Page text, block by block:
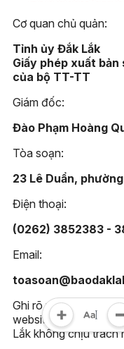
Cơ quan chủ quản:
Tỉnh ủy Đắk Lắk
Giấy phép xuất bản
của bộ TT-TT
Giám đốc:
Đào Phạm Hoàng
Tòa soạn:
23 Lê Duẩn,
Điện thoại:
(0262) 3852383 -
Email:
Ghi rõ nguồn "Báo
website này. Các
Lắk không chịu trách